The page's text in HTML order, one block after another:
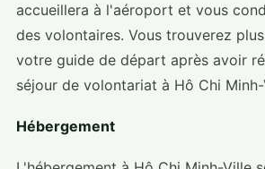
accueillera à l'aéroport et vous
des volontaires. Vous trouverez
votre guide de départ après avoir
séjour de volontariat à Hô Chi Minh-
Hébergement